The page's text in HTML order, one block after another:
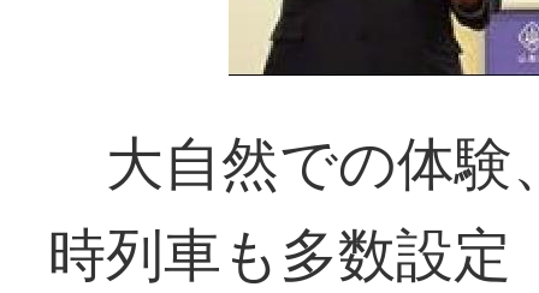
大自然での体
時列車も多数設定